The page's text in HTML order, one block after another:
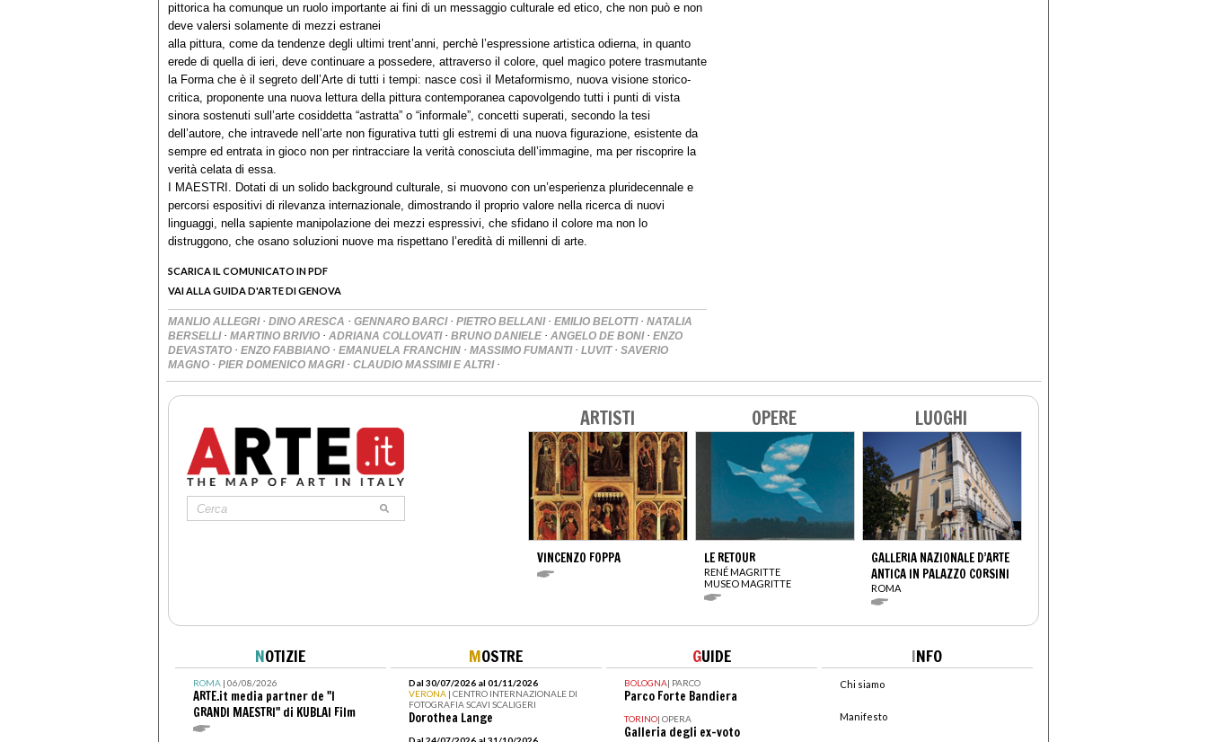
pittorica ha comunque un ruolo importante ai fini di un messaggio culturale ed etico, che non può e non
deve valersi solamente di mezzi estranei
alla pittura, come da tendenze degli ultimi trent’anni, perchè l’espressione artistica odierna, in quanto
erede di quella di ieri, deve continuare a possedere, attraverso il colore, quel magico potere trasmutante
la Forma che è il segreto dell’Arte di tutti i tempi: nasce così il Metaformismo, nuova visione storico-
critica, proponente una nuova lettura della pittura contemporanea capovolgendo tutti i punti di vista
sinora sostenuti sull’arte cosiddetta “astratta” o “informale”, concetti superati, secondo la tesi
dell’autore, che intravede nell’arte non figurativa tutti gli estremi di una nuova figurazione, esistente da
sempre ed entrata in gioco non per rintracciare la verità conosciuta dell’immagine, ma per riscoprire la
verità celata di essa.
I MAESTRI. Dotati di un solido background culturale, si muovono con un’esperienza pluridecennale e
percorsi espositivi di rilevanza internazionale, dimostrando il proprio valore nella ricerca di nuovi
linguaggi, nella sapiente manipolazione dei mezzi espressivi, che sfidano il colore ma non lo
distruggono, che osano soluzioni nuove ma rispettano l’eredità di millenni di arte.
SCARICA IL COMUNICATO IN PDF
VAI ALLA GUIDA D'ARTE DI GENOVA
MANLIO ALLEGRI · DINO ARESCA · GENNARO BARCI · PIETRO BELLANI · EMILIO BELOTTI · NATALIA
BERSELLI · MARTINO BRIVIO · ADRIANA COLLOVATI · BRUNO DANIELE · ANGELO DE BONI · ENZO
DEVASTATO · ENZO FABBIANO · EMANUELA FRANCHIN · MASSIMO FUMANTI · LUVIT · SAVERIO
MAGNO · PIER DOMENICO MAGRI · CLAUDIO MASSIMI E ALTRI ·
ARTISTI
VINCENZO FOPPA
OPERE
LE RETOUR
RENÉ MAGRITTE
MUSEO MAGRITTE
LUOGHI
GALLERIA NAZIONALE D’ARTE
ANTICA IN PALAZZO CORSINI
ROMA
NOTIZIE
ROMA| 06/08/2026
ARTE.it media partner de "I
GRANDI MAESTRI" di KUBLAI Film
MOSTRE
Dal 30/07/2026 al 01/11/2026
VERONA | CENTRO INTERNAZIONALE DI
FOTOGRAFIA SCAVI SCALIGERI
Dorothea Lange
GUIDE
BOLOGNA| PARCO
Parco Forte Bandiera
TORINO| OPERA
Galleria degli ex-voto
INFO
Chi siamo
Manifesto